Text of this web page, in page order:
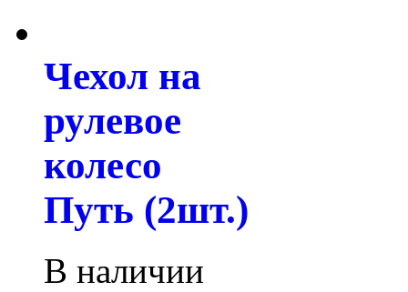
Чехол на
рулевое
колесо
Путь (2шт.)
В наличии